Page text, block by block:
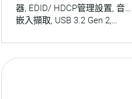
器, EDID/ HDCP管理設置, 音頻
嵌入擷取, USB 3.2 Gen 2,